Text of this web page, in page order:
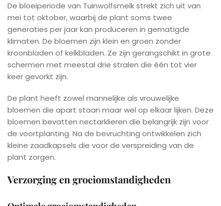
De bloeiperiode van Tuinwolfsmelk strekt zich uit van
mei tot oktober, waarbij de plant soms twee
generaties per jaar kan produceren in gematigde
klimaten. De bloemen zijn klein en groen zonder
kroonbladen of kelkbladen. Ze zijn gerangschikt in grote
schermen met meestal drie stralen die één tot vier
keer gevorkt zijn.
De plant heeft zowel mannelijke als vrouwelijke
bloemen die apart staan maar wel op elkaar lijken. Deze
bloemen bevatten nectarklieren die belangrijk zijn voor
de voortplanting. Na de bevruchting ontwikkelen zich
kleine zaadkapsels die voor de verspreiding van de
plant zorgen.
Verzorging en groeiomstandigheden